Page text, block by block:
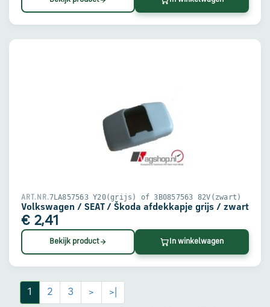
ART.NR.7LA857563 Y20(grijs) of 3B0857563 82V(zwart)
Volkswagen / SEAT / Škoda afdekkapje grijs / zwart
€ 2,41
Bekijk product In winkelwagen
1 2 3 > >|